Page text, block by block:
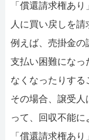
「償還請求権あ
人に買い戻しを請
例えば、売掛金の
支払い困難になっ
なくなったりする
その場合、譲受人
って、回収不能に
「償還請求権あ